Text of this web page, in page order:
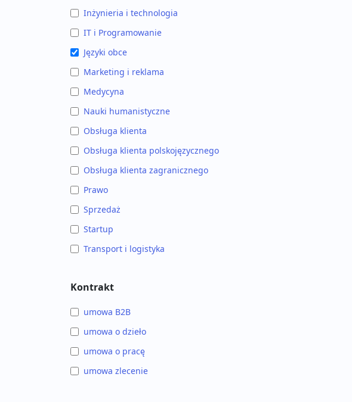
Inżynieria i technologia
IT i Programowanie
Języki obce
Marketing i reklama
Medycyna
Nauki humanistyczne
Obsługa klienta
Obsługa klienta polskojęzycznego
Obsługa klienta zagranicznego
Prawo
Sprzedaż
Startup
Transport i logistyka
Kontrakt
umowa B2B
umowa o dzieło
umowa o pracę
umowa zlecenie